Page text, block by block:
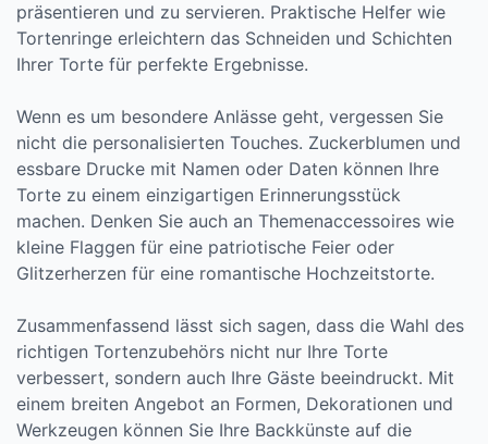
präsentieren und zu servieren. Praktische Helfer wie
Tortenringe erleichtern das Schneiden und Schichten
Ihrer Torte für perfekte Ergebnisse.
Wenn es um besondere Anlässe geht, vergessen Sie
nicht die personalisierten Touches. Zuckerblumen und
essbare Drucke mit Namen oder Daten können Ihre
Torte zu einem einzigartigen Erinnerungsstück
machen. Denken Sie auch an Themenaccessoires wie
kleine Flaggen für eine patriotische Feier oder
Glitzerherzen für eine romantische Hochzeitstorte.
Zusammenfassend lässt sich sagen, dass die Wahl des
richtigen Tortenzubehörs nicht nur Ihre Torte
verbessert, sondern auch Ihre Gäste beeindruckt. Mit
einem breiten Angebot an Formen, Dekorationen und
Werkzeugen können Sie Ihre Backkünste auf die